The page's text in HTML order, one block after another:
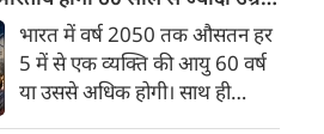
भारत में वर्ष 2050 तक औसतन हर
5 में से एक व्यक्ति की आयु 60 वर्ष
या उससे अधिक होगी। साथ ही